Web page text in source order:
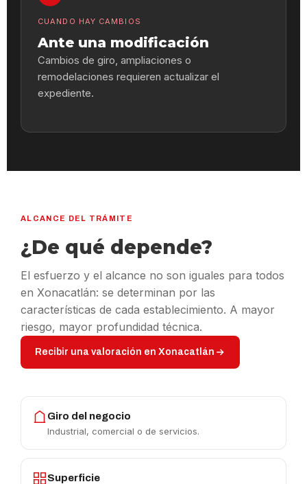
CUANDO HAY CAMBIOS
Ante una modificación
Cambios de giro, ampliaciones o
remodelaciones requieren actualizar el
expediente.
ALCANCE DEL TRÁMITE
¿De qué depende?
El esfuerzo y el alcance no son iguales para todos
en Xonacatlán: se determinan por las
características de cada establecimiento. A mayor
riesgo, mayor profundidad técnica.
Recibir una valoración en Xonacatlán
Giro del negocio
Industrial, comercial o de servicios.
Superficie